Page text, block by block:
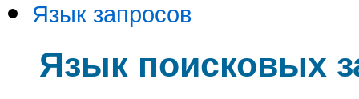
Язык запросов
Язык поисковых